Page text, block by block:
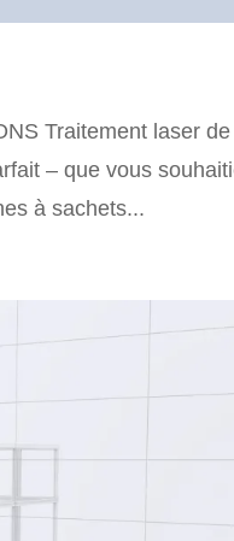
Traitement laser de
– que vous
à sachets...